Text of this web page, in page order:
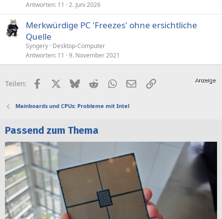
Antworten 11 2. Juni 2026
Merkwürdige PC 'Freezes' ohne ersichtliche
Quelle
Syngery Desktop-Computer
Antworten 11 9. November 2021
Teilen: FacebookX (Twitter)
BlueskyRedditWhatsApp
E-MailLink
Mainboards und CPUs: Probleme mit Intel
Passend zum Thema